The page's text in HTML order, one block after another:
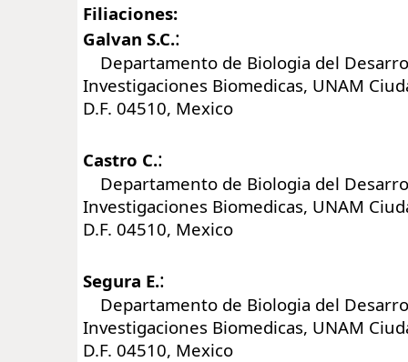
Filiaciones:
Galvan S.C.:
Departamento de Biologia del
Investigaciones Biomedicas, UNAM
D.F. 04510, Mexico
Castro C.:
Departamento de Biologia del
Investigaciones Biomedicas, UNAM
D.F. 04510, Mexico
Segura E.:
Departamento de Biologia del
Investigaciones Biomedicas, UNAM
D.F. 04510, Mexico